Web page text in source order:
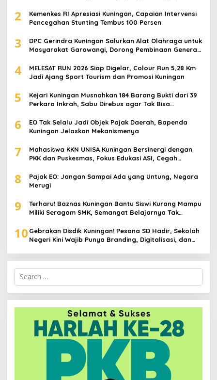
2
Kemenkes RI Apresiasi Kuningan, Capaian Intervensi
Pencegahan Stunting Tembus 100 Persen
3
DPC Gerindra Kuningan Salurkan Alat Olahraga untuk
Masyarakat Garawangi, Dorong Pembinaan Generasi
4
MELESAT RUN 2026 Siap Digelar, Colour Run 5,28 Km
Jadi Ajang Sport Tourism dan Promosi Kuningan
5
Kejari Kuningan Musnahkan 184 Barang Bukti dari 39
Perkara Inkrah, Sabu Direbus agar Tak Bisa
6
EO Tak Selalu Jadi Objek Pajak Daerah, Bapenda
Kuningan Jelaskan Mekanismenya
7
Mahasiswa KKN UNISA Kuningan Bersinergi dengan
PKK dan Puskesmas, Fokus Edukasi ASI, Cegah
8
Pajak EO: Jangan Sampai Ada yang Untung, Negara
Merugi
9
Terharu! Baznas Kuningan Bantu Siswi Kurang Mampu
Miliki Seragam SMK, Semangat Belajarnya Tak
10 Gebrakan Disdik Kuningan! Pesona SD Hadir, Sekolah
Negeri Kini Wajib Punya Branding, Digitalisasi, dan
Search
for: